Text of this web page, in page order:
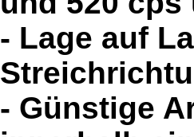
- Lage auf
- Günstige